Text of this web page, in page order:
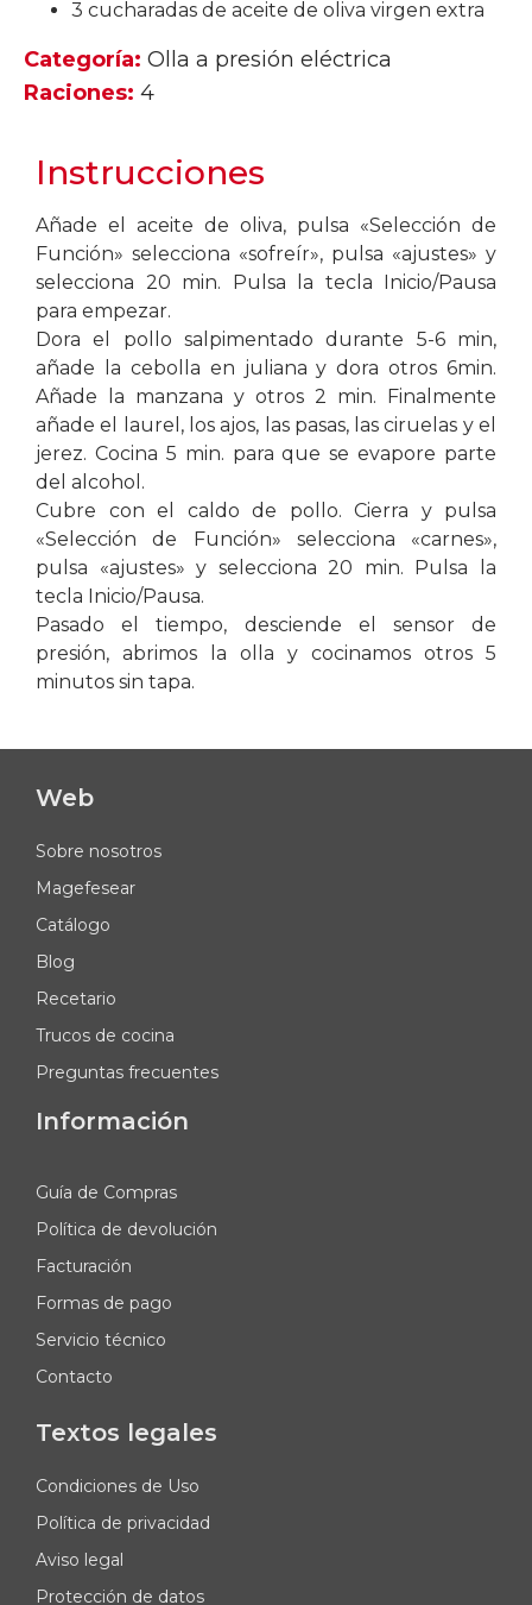
3 cucharadas de aceite de oliva virgen extra
Categoría: Olla a presión eléctrica
Raciones: 4
Instrucciones
Añade el aceite de oliva, pulsa «Selección de
Función» selecciona «sofreír», pulsa «ajustes» y
selecciona 20 min. Pulsa la tecla Inicio/Pausa
para empezar.
Dora el pollo salpimentado durante 5-6 min,
añade la cebolla en juliana y dora otros 6min.
Añade la manzana y otros 2 min. Finalmente
añade el laurel, los ajos, las pasas, las ciruelas y el
jerez. Cocina 5 min. para que se evapore parte
del alcohol.
Cubre con el caldo de pollo. Cierra y pulsa
«Selección de Función» selecciona «carnes»,
pulsa «ajustes» y selecciona 20 min. Pulsa la
tecla Inicio/Pausa.
Pasado el tiempo, desciende el sensor de
presión, abrimos la olla y cocinamos otros 5
minutos sin tapa.
Web
Sobre nosotros
Magefesear
Catálogo
Blog
Recetario
Trucos de cocina
Preguntas frecuentes
Información
Guía de Compras
Política de devolución
Facturación
Formas de pago
Servicio técnico
Contacto
Textos legales
Condiciones de Uso
Política de privacidad
Aviso legal
Protección de datos